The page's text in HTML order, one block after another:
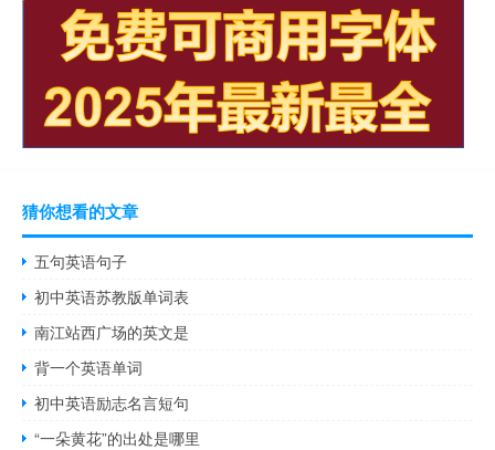
猜你想看的文章
五句英语句子
初中英语苏教版单词表
南江站西广场的英文是
背一个英语单词
初中英语励志名言短句
“一朵黄花”的出处是哪里